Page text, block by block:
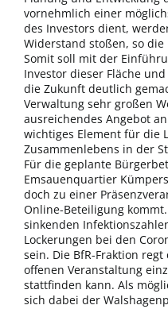
vornehmlich einer
des Investors dient,
Widerstand stoßen, so die
Somit soll mit der
Investor dieser Fläche
die Zukunft deutlich
Verwaltung sehr großen
ausreichendes Angebot
wichtiges Element für die
Zusammenlebens in der
Für die geplante
Emsauenquartier
doch zu einer
Online-Beteiligung
sinkenden
Lockerungen bei den
sein. Die BfR-Fraktion
offenen Veranstaltung
stattfinden kann. Als
sich dabei der